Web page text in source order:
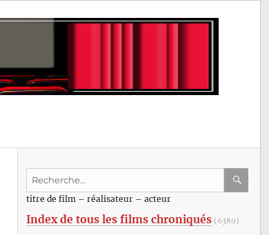
Recherche
:titre de film – réalisateur – acteur
Index de tous les films chroniqués (6380)